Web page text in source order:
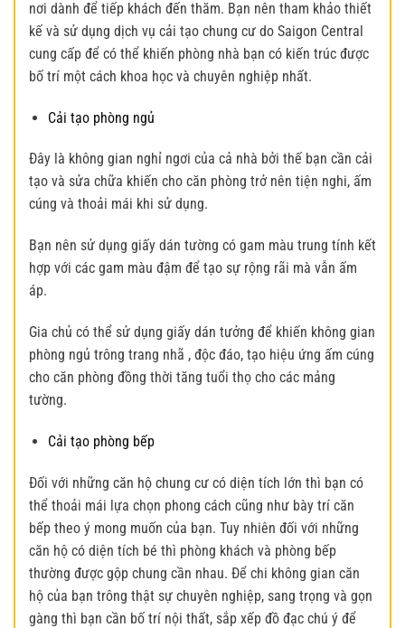
nơi dành để tiếp khách đến thăm. Bạn nên tham khảo thiết
kế và sử dụng dịch vụ cải tạo chung cư do Saigon Central
cung cấp để có thể khiến phòng nhà bạn có kiến trúc được
bố trí một cách khoa học và chuyên nghiệp nhất.
Cải tạo phòng ngủ
Đây là không gian nghỉ ngơi của cả nhà bởi thế bạn cần cải
tạo và sửa chữa khiến cho căn phòng trở nên tiện nghi, ấm
cúng và thoải mái khi sử dụng.
Bạn nên sử dụng giấy dán tường có gam màu trung tính kết
hợp với các gam màu đậm để tạo sự rộng rãi mà vẫn ấm
áp.
Gia chủ có thể sử dụng giấy dán tưởng để khiến không gian
phòng ngủ trông trang nhã , độc đáo, tạo hiệu ứng ấm cúng
cho căn phòng đồng thời tăng tuổi thọ cho các mảng
tường.
Cải tạo phòng bếp
Đối với những căn hộ chung cư có diện tích lớn thì bạn có
thể thoải mái lựa chọn phong cách cũng như bày trí căn
bếp theo ý mong muốn của bạn. Tuy nhiên đối với những
căn hộ có diện tích bé thì phòng khách và phòng bếp
thường được gộp chung cần nhau. Để chi không gian căn
hộ của bạn trông thật sự chuyên nghiệp, sang trọng và gọn
gàng thì bạn cần bố trí nội thất, sắp xếp đồ đạc chú ý để